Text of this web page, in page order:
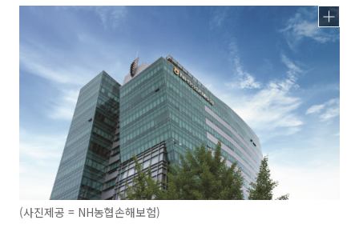
(사진제공 = NH농협손해보험)